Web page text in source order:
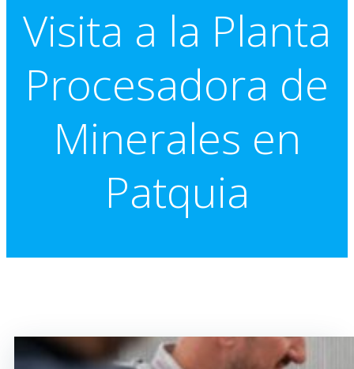
Visita a la Planta
Procesadora de
Minerales en
Patquia